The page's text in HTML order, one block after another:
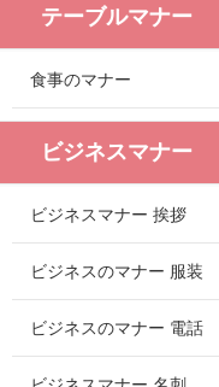
テーブルマナー
食事のマナー
ビジネスマナー
ビジネスマナー 挨拶
ビジネスのマナー 服装
ビジネスのマナー 電話